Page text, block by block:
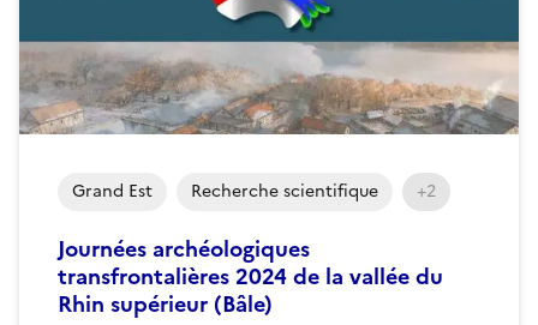
Journées archéologiques
transfrontalières 2024 de la vallée du
Rhin supérieur (Bâle)
Grand Est Recherche scientifique +2